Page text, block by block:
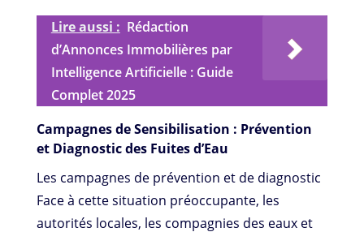
Lire aussi : Rédaction
d’Annonces Immobilières par
Intelligence Artificielle : Guide
Complet 2025
Campagnes de Sensibilisation : Prévention
et Diagnostic des Fuites d’Eau
Les campagnes de prévention et de diagnostic
Face à cette situation préoccupante, les
autorités locales, les compagnies des eaux et